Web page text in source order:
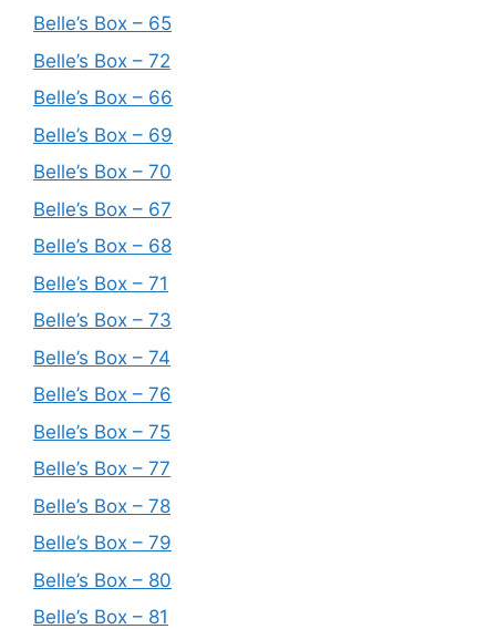
Belle’s Box – 65
Belle’s Box – 72
Belle’s Box – 66
Belle’s Box – 69
Belle’s Box – 70
Belle’s Box – 67
Belle’s Box – 68
Belle’s Box – 71
Belle’s Box – 73
Belle’s Box – 74
Belle’s Box – 76
Belle’s Box – 75
Belle’s Box – 77
Belle’s Box – 78
Belle’s Box – 79
Belle’s Box – 80
Belle’s Box – 81